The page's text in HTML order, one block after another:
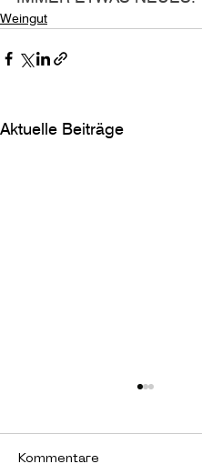
Weingut
Aktuelle Beiträge
Kommentare